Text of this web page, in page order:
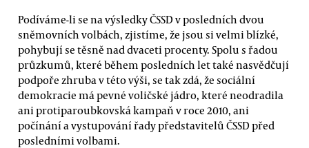
Podíváme-li se na výsledky ČSSD v posledních dvou
sněmovních volbách, zjistíme, že jsou si velmi blízké,
pohybují se těsně nad dvaceti procenty. Spolu s řadou
průzkumů, které během posledních let také nasvědčují
podpoře zhruba v této výši, se tak zdá, že sociální
demokracie má pevné voličské jádro, které neodradila
ani protiparoubkovská kampaň v roce 2010, ani
počínání a vystupování řady představitelů ČSSD před
posledními volbami.